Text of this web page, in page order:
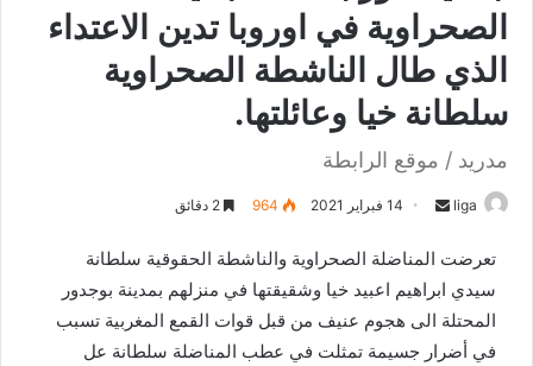
الصحراوية في اوروبا تدين الاعتداء
الذي طال الناشطة الصحراوية
سلطانة خيا وعائلتها.
مدريد / موقع الرابطة
liga
n
d
a
n
14 فبراير 2021 964
تعرضت المناضلة الصحراوية والناشطة الحقوقية سلطانة
سيدي ابراهيم اعبيد خيا وشقيقتها في منزلهم بمدينة بوجدور
المحتلة الى هجوم عنيف من قبل قوات القمع المغربية تسبب
في أضرار جسيمة تمثلت في عطب المناضلة سلطانة عل